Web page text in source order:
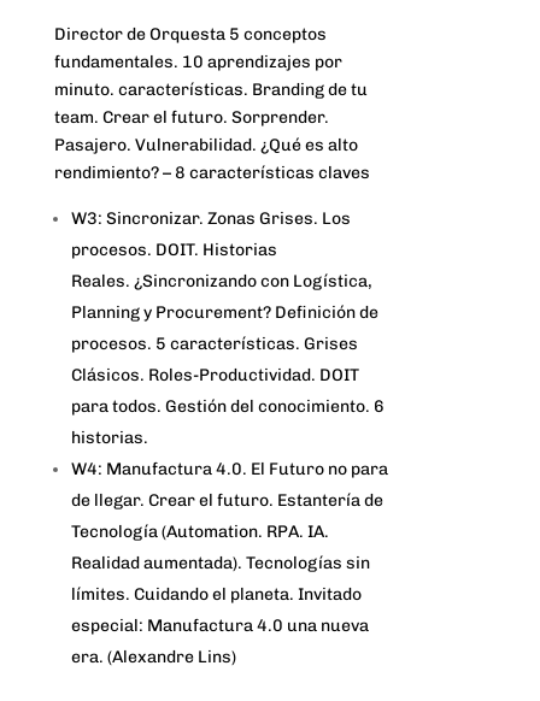
Director de Orquesta 5 conceptos
fundamentales. 10 aprendizajes por
minuto. características. Branding de tu
team. Crear el futuro. Sorprender.
Pasajero. Vulnerabilidad. ¿Qué es alto
rendimiento? – 8 características claves
W3: Sincronizar. Zonas Grises. Los
procesos. DOIT. Historias
Reales. ¿Sincronizando con Logística,
Planning y Procurement? Definición de
procesos. 5 características. Grises
Clásicos. Roles-Productividad. DOIT
para todos. Gestión del conocimiento. 6
historias.
W4: Manufactura 4.0. El Futuro no para
de llegar. Crear el futuro. Estantería de
Tecnología (Automation. RPA. IA.
Realidad aumentada). Tecnologías sin
límites. Cuidando el planeta. Invitado
especial: Manufactura 4.0 una nueva
era. (Alexandre Lins)